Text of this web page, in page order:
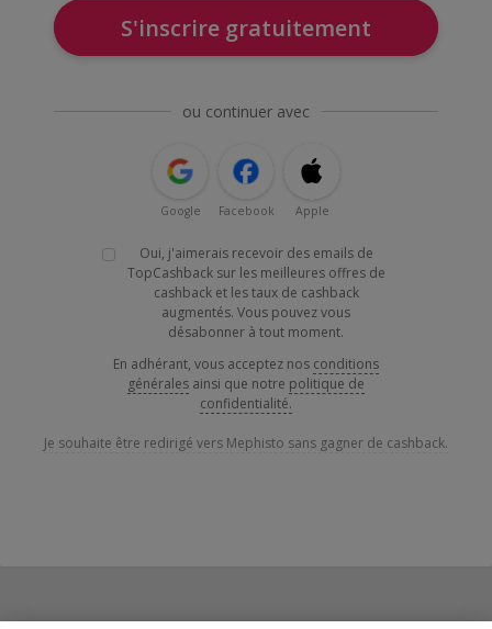
S'inscrire gratuitement
ou continuer avec
Google Facebook Apple
Oui, j'aimerais recevoir des emails de
TopCashback sur les meilleures offres de
cashback et les taux de cashback
augmentés. Vous pouvez vous
désabonner à tout moment.
En adhérant, vous acceptez nos conditions
générales ainsi que notre politique de
confidentialité.
Je souhaite être redirigé vers Mephisto sans gagner de cashback.